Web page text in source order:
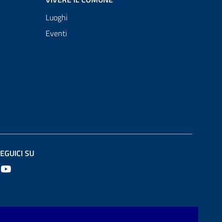
Luoghi
Eventi
SU